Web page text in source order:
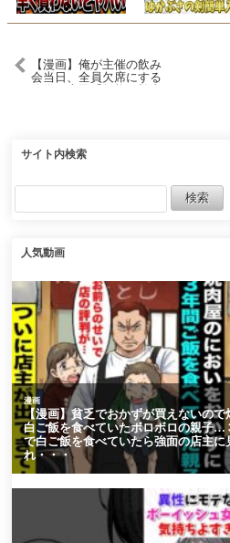
【漫画】俺が主催の飲み
会当日、全員欠席にする
んでないけど？」
サイト内検索
人気動画